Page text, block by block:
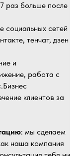
раз больше после
сетей
тенчат, дзен
и
работа с
клиентов за
: мы сделаем
наша компания